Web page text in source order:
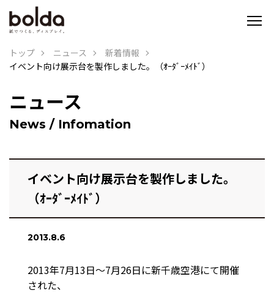
トップ ニュース
新着情報
イベント向け展示台を製作しました。（ｵｰﾀﾞｰﾒｲﾄﾞ）
ニュース
News / Infomation
イベント向け展示台を製作しました。
（ｵｰﾀﾞｰﾒｲﾄﾞ）
2013.8.6
2013年7月13日～7月26日に新千歳空港にて開催
された、